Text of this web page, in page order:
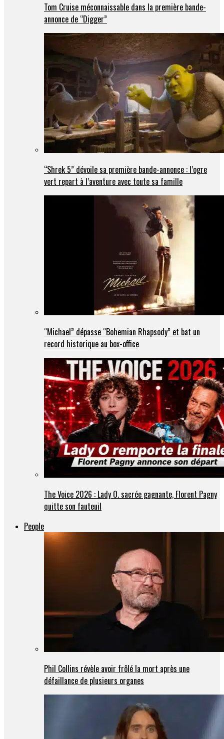
Tom Cruise méconnaissable dans la première bande-
annonce de “Digger”
“Shrek 5” dévoile sa première bande-annonce : l’ogre
vert repart à l’aventure avec toute sa famille
“Michael” dépasse “Bohemian Rhapsody” et bat un
record historique au box-office
The Voice 2026 : Lady O. sacrée gagnante, Florent Pagny
quitte son fauteuil
People
Phil Collins révèle avoir frôlé la mort après une
défaillance de plusieurs organes